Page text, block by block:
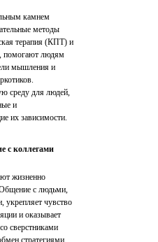
камнем
методы
терапия (КПТ) и
помогают людям
мышления и
среду для людей,
и
их зависимости.
с коллегами
жизненно
с людьми,
чувство
и оказывает
сверстниками
стратегиями